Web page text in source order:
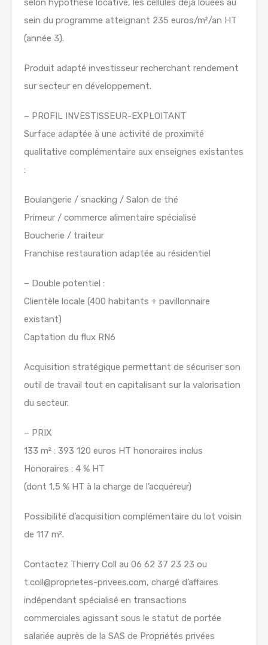
selon hypothèse locative, les cellules déjà louées au
sein du programme atteignant 235 euros/m²/an HT
(année 3).
Produit adapté investisseur recherchant rendement
sur secteur en développement.
– PROFIL INVESTISSEUR-EXPLOITANT
Surface adaptée à une activité de proximité
qualitative complémentaire aux enseignes existantes
:
Boulangerie / snacking / Salon de thé
Primeur / commerce alimentaire spécialisé
Boucherie / traiteur
Franchise restauration adaptée au résidentiel
– Double potentiel :
Clientèle locale (400 habitants + pavillonnaire
existant)
Captation du flux RN6
Acquisition stratégique permettant de sécuriser son
outil de travail tout en capitalisant sur la valorisation
du secteur.
– PRIX
133 m² : 393 120 euros HT honoraires inclus
Honoraires : 4 % HT
(dont 1,5 % HT à la charge de l’acquéreur)
Possibilité d’acquisition complémentaire du lot voisin
de 117 m².
Contactez Thierry Coll au 06 62 37 23 23 ou
t.coll@proprietes-privees.com, chargé d’affaires
indépendant spécialisé en transactions
commerciales agissant sous le statut de portée
salariée auprès de la SAS de Propriétés privées